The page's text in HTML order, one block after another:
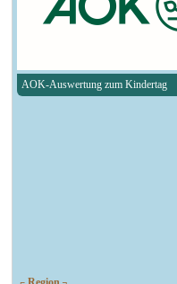
AOK-Auswertung zum Kindertag